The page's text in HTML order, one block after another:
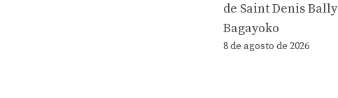
de Saint Denis Bally
Bagayoko
8 de agosto de 2026